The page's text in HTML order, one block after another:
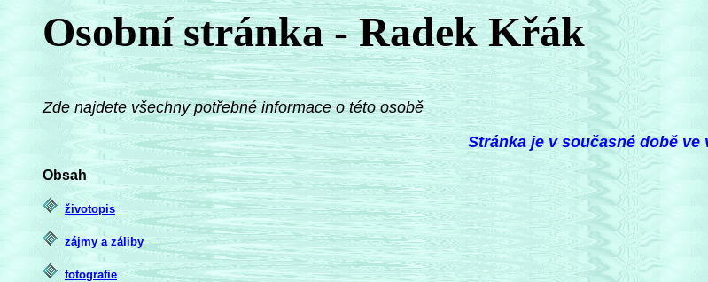
Osobní stránka - Radek Křák
Zde najdete všechny potřebné informace o této osobě
Stránka je v současné době ve
Obsah
životopis
zájmy a záliby
fotografie